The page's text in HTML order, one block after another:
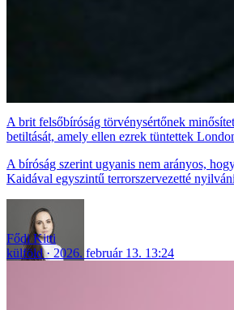
A brit felsőbíróság törvénysértőnek
betiltását, amely ellen ezrek tüntettek
A bíróság szerint ugyanis nem arányos,
Kaidával egyszintű terrorszervezetté
Fődi Kitti
külföld
2026. február 13. 13:24